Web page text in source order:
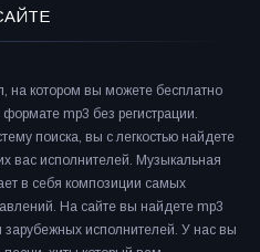
на котором вы можете бесплатно
mp3 без регистрации.
поиска, вы с легкостью найдете
вас исполнителей. Музыкальная
в себя композиции самых
На сайте вы найдете mp3
зарубежных исполнителей. У нас вы